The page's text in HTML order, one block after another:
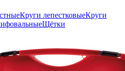
Круги лепестковыеКруги
Щётки